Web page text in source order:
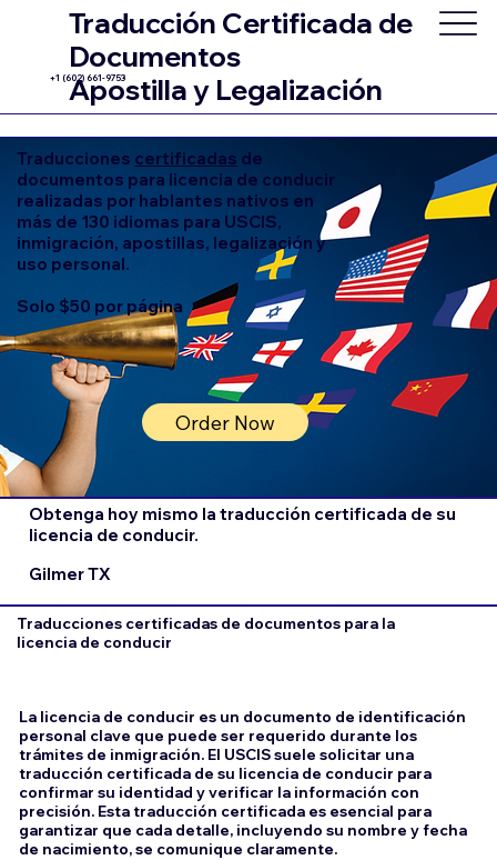
Traducción Certificada de
Documentos
Apostilla y Legalización
+1 (602) 661-9753
Traducciones certificadas de
documentos para licencia de conducir
realizadas por hablantes nativos en
más de 130 idiomas para USCIS,
inmigración, apostillas, legalización y
uso personal.
Solo $50 por página
Order Now
Obtenga hoy mismo la traducción certificada de su
licencia de conducir.
Gilmer TX
Traducciones certificadas de documentos para la
licencia de conducir
La licencia de conducir es un documento de identificación
personal clave que puede ser requerido durante los
trámites de inmigración. El USCIS suele solicitar una
traducción certificada de su licencia de conducir para
confirmar su identidad y verificar la información con
precisión. Esta traducción certificada es esencial para
garantizar que cada detalle, incluyendo su nombre y fecha
de nacimiento, se comunique claramente.